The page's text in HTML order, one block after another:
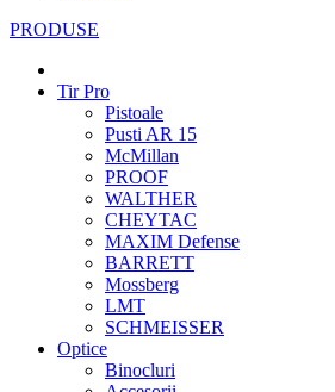
PRODUSE
Tir Pro
Pistoale
Pusti AR 15
McMillan
PROOF
WALTHER
CHEYTAC
MAXIM Defense
BARRETT
Mossberg
LMT
SCHMEISSER
Optice
Binocluri